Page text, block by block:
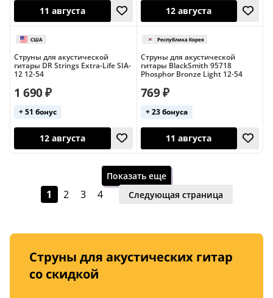
11 августа
11 августа
11 августа
Струны для акустической
гитары DR Strings Extra-Life SIA-
12 12-54
1 690 ₽
+ 51 бонус
Струны для акустической
гитары BlackSmith 95718
Phosphor Bronze Light 12-54
769 ₽
+ 23 бонуса
Показать еще
1 2 3 4 Следующая страница
Струны для акустических гитар
со скидкой